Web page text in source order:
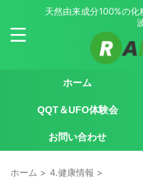
天然由来成分100%の化
ホーム
QQT＆UFO体験会
お問い合わせ
ホーム > 4.健康情報 >